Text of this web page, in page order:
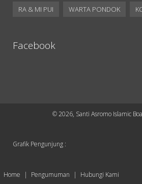
RA & MI PUI WARTA PONDOK
Facebook
©2026, Santi Asromo Islamic
Grafik Pengunjung :
Home Pengumuman Hubungi Kami